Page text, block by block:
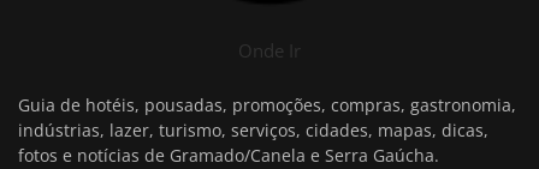
Onde Ir
Guia de hotéis, pousadas, promoções, compras, gastronomia,
indústrias, lazer, turismo, serviços, cidades, mapas, dicas,
fotos e notícias de Gramado/Canela e Serra Gaúcha.